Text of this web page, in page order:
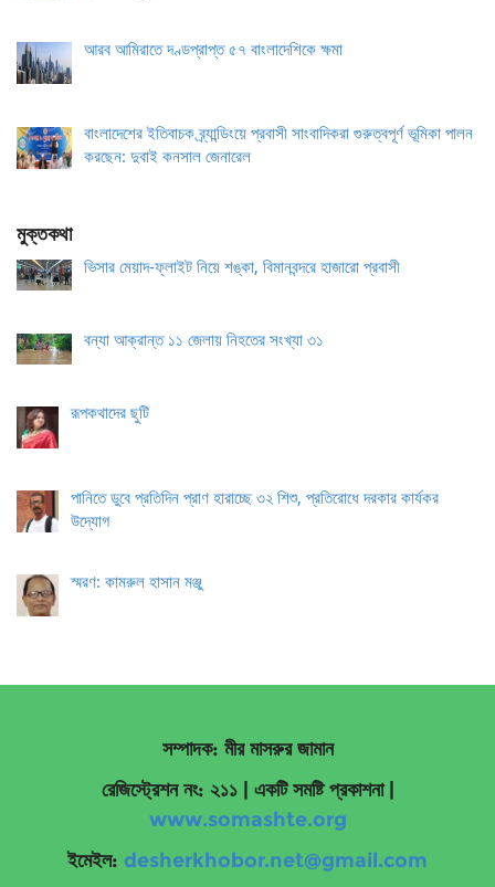
আরব আমিরাতে দণ্ডপ্রাপ্ত ৫৭ বাংলাদেশিকে ক্ষমা
বাংলাদেশের ইতিবাচক ব্র্যান্ডিংয়ে প্রবাসী সাংবাদিকরা গুরুত্বপূর্ণ ভূমিকা পালন
করছেন: দুবাই কনসাল জেনারেল
মুক্তকথা
ভিসার মেয়াদ-ফ্লাইট নিয়ে শঙ্কা, বিমানবন্দরে হাজারো প্রবাসী
বন্যা আক্রান্ত ১১ জেলায় নিহতের সংখ্যা ৩১
রূপকথাদের ছুটি
পানিতে ডুবে প্রতিদিন প্রাণ হারাচ্ছে ৩২ শিশু, প্রতিরোধে দরকার কার্যকর
উদ্যোগ
স্মরণ: কামরুল হাসান মঞ্জু
সম্পাদক: মীর মাসরুর জামান
রেজিস্ট্রেশন নং: ২১১ | একটি সমষ্টি প্রকাশনা
www.somashte.org
ইমেইল: desherkhobor.net@gmail.com